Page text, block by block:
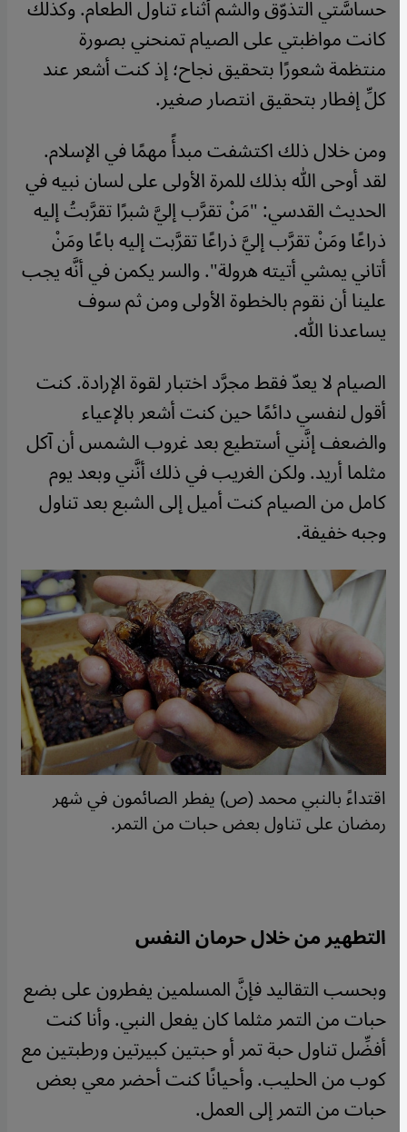
حساسَّتي التذوّق والشم أثناء تناول الطعام. وكذلك
كانت مواظبتي على الصيام تمنحني بصورة
منتظمة شعورًا بتحقيق نجاح؛ إذ كنت أشعر عند
كلِّ إفطار بتحقيق انتصار صغير.
ومن خلال ذلك اكتشفت مبدأً مهمًا في الإسلام.
لقد أوحى الله بذلك للمرة الأولى على لسان نبيه في
الحديث القدسي: "مَنْ تقرَّب إليَّ شبرًا تقرَّبتُ إليه
ذراعًا ومَنْ تقرَّب إليَّ ذراعًا تقرَّبت إليه باعًا ومَنْ
أتاني يمشي أتيته هرولة". والسر يكمن في أنَّه يجب
علينا أن نقوم بالخطوة الأولى ومن ثم سوف
يساعدنا الله.
الصيام لا يعدّ فقط مجرَّد اختبار لقوة الإرادة. كنت
أقول لنفسي دائمًا حين كنت أشعر بالإعياء
والضعف إنَّني أستطيع بعد غروب الشمس أن آكل
مثلما أريد. ولكن الغريب في ذلك أنَّني وبعد يوم
كامل من الصيام كنت أميل إلى الشبع بعد تناول
وجبه خفيفة.
اقتداءً بالنبي محمد (ص) يفطر الصائمون في شهر
رمضان على تناول بعض حبات من التمر.
التطهير من خلال حرمان النفس
وبحسب التقاليد فإنَّ المسلمين يفطرون على بضع
حبات من التمر مثلما كان يفعل النبي. وأنا كنت
أفضِّل تناول حبة تمر أو حبتين كبيرتين ورطبتين مع
كوب من الحليب. وأحيانًا كنت أحضر معي بعض
حبات من التمر إلى العمل.